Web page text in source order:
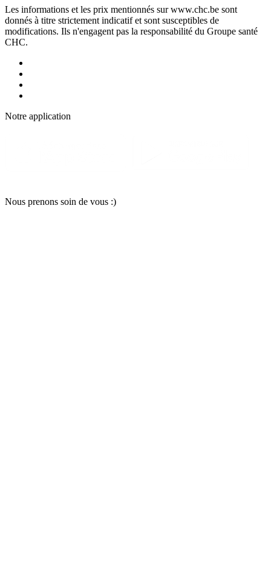
Les informations et les prix mentionnés sur www.chc.be sont
donnés à titre strictement indicatif et sont susceptibles de
modifications. Ils n'engagent pas la responsabilité du Groupe santé
CHC.
Notre application
Nous prenons soin de vous :)